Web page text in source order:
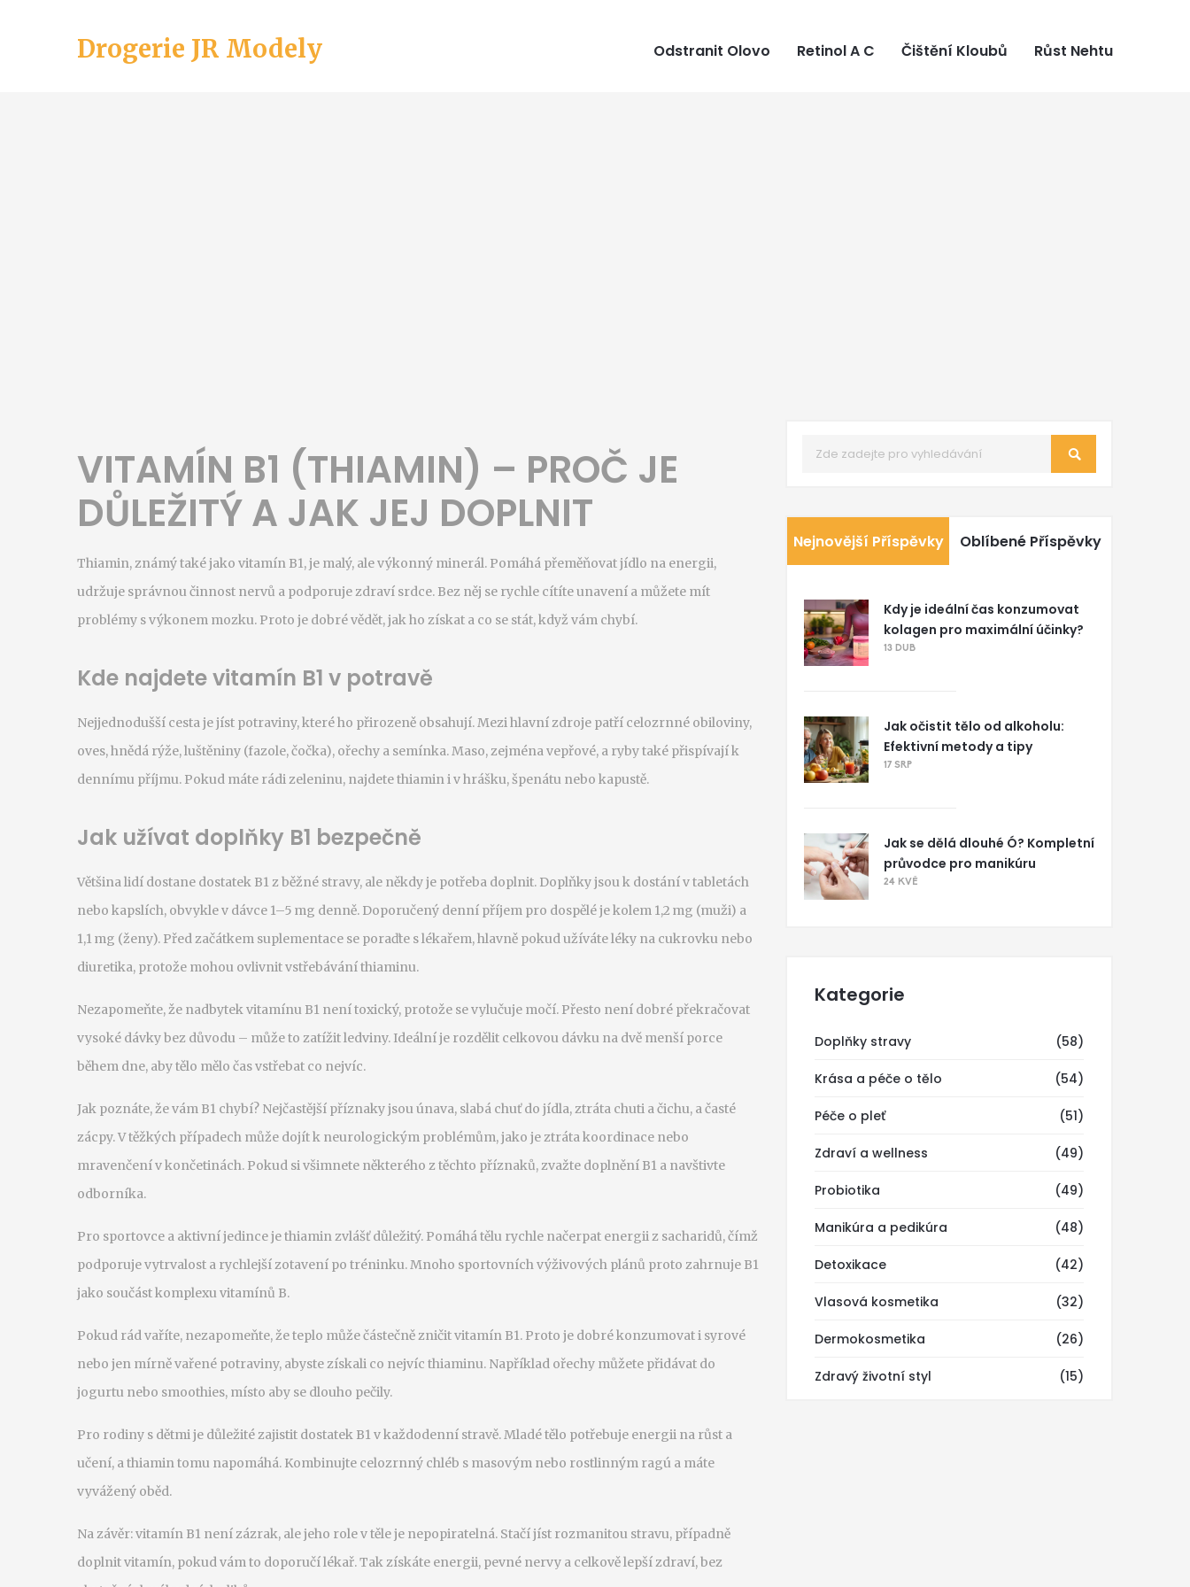
Drogerie JR Modely Odstranit Olovo Retinol A C Čištění Kloubů Růst Nehtu
VITAMÍN B1 (THIAMIN) – PROČ JE
DŮLEŽITÝ A JAK JEJ DOPLNIT
Thiamin, známý také jako vitamín B1, je malý, ale výkonný minerál. Pomáhá přeměňovat jídlo na energii,
udržuje správnou činnost nervů a podporuje zdraví srdce. Bez něj se rychle cítíte unavení a můžete mít
problémy s výkonem mozku. Proto je dobré vědět, jak ho získat a co se stát, když vám chybí.
Kde najdete vitamín B1 v potravě
Nejjednodušší cesta je jíst potraviny, které ho přirozeně obsahují. Mezi hlavní zdroje patří celozrnné obiloviny,
oves, hnědá rýže, luštěniny (fazole, čočka), ořechy a semínka. Maso, zejména vepřové, a ryby také přispívají k
dennímu příjmu. Pokud máte rádi zeleninu, najdete thiamin i v hrášku, špenátu nebo kapustě.
Jak užívat doplňky B1 bezpečně
Většina lidí dostane dostatek B1 z běžné stravy, ale někdy je potřeba doplnit. Doplňky jsou k dostání v tabletách
nebo kapslích, obvykle v dávce 1–5 mg denně. Doporučený denní příjem pro dospělé je kolem 1,2 mg (muži) a
1,1 mg (ženy). Před začátkem suplementace se poraďte s lékařem, hlavně pokud užíváte léky na cukrovku nebo
diuretika, protože mohou ovlivnit vstřebávání thiaminu.
Nezapomeňte, že nadbytek vitamínu B1 není toxický, protože se vylučuje močí. Přesto není dobré překračovat
vysoké dávky bez důvodu – může to zatížit ledviny. Ideální je rozdělit celkovou dávku na dvě menší porce
během dne, aby tělo mělo čas vstřebat co nejvíc.
Jak poznáte, že vám B1 chybí? Nejčastější příznaky jsou únava, slabá chuť do jídla, ztráta chuti a čichu, a časté
zácpy. V těžkých případech může dojít k neurologickým problémům, jako je ztráta koordinace nebo
mravenčení v končetinách. Pokud si všimnete některého z těchto příznaků, zvažte doplnění B1 a navštivte
odborníka.
Pro sportovce a aktivní jedince je thiamin zvlášť důležitý. Pomáhá tělu rychle načerpat energii z sacharidů, čímž
podporuje vytrvalost a rychlejší zotavení po tréninku. Mnoho sportovních výživových plánů proto zahrnuje B1
jako součást komplexu vitamínů B.
Pokud rád vaříte, nezapomeňte, že teplo může částečně zničit vitamín B1. Proto je dobré konzumovat i syrové
nebo jen mírně vařené potraviny, abyste získali co nejvíc thiaminu. Například ořechy můžete přidávat do
jogurtu nebo smoothies, místo aby se dlouho pečily.
Pro rodiny s dětmi je důležité zajistit dostatek B1 v každodenní stravě. Mladé tělo potřebuje energii na růst a
učení, a thiamin tomu napomáhá. Kombinujte celozrnný chléb s masovým nebo rostlinným ragú a máte
vyvážený oběd.
Na závěr: vitamín B1 není zázrak, ale jeho role v těle je nepopiratelná. Stačí jíst rozmanitou stravu, případně
doplnit vitamín, pokud vám to doporučí lékař. Tak získáte energii, pevné nervy a celkově lepší zdraví, bez
Nejnovější Příspěvky Oblíbené Příspěvky
Kdy je ideální čas konzumovat
kolagen pro maximální účinky?
13 DUB
Jak očistit tělo od alkoholu:
Efektivní metody a tipy
17 SRP
Jak se dělá dlouhé Ó? Kompletní
průvodce pro manikúru
24 KVĚ
Kategorie
Doplňky stravy (58)
Krása a péče o tělo (54)
Péče o pleť (51)
Zdraví a wellness (49)
Probiotika (49)
Manikúra a pedikúra (48)
Detoxikace (42)
Vlasová kosmetika (32)
Dermokosmetika (26)
Zdravý životní styl (15)